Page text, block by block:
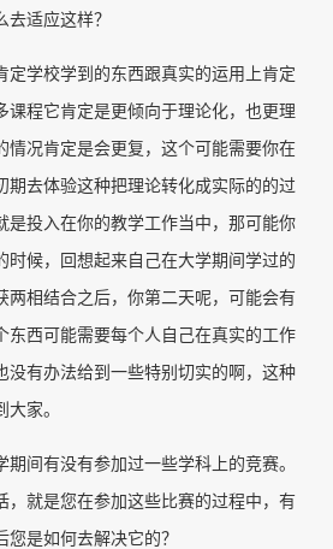
适应这样？
定学校学到的东西跟真实的运用上肯定
课程它肯定是更倾向于理论化，也更理
情况肯定是会更复，这个可能需要你在
期去体验这种把理论转化成实际的的过
是投入在你的教学工作当中，那可能你
时候，回想起来自己在大学期间学过的
两相结合之后，你第二天呢，可能会有
东西可能需要每个人自己在真实的工作
没有办法给到一些特别切实的啊，这种
家。
期间有没有参加过一些学科上的竞赛。
，就是您在参加这些比赛的过程中，有
是如何去解决它的？